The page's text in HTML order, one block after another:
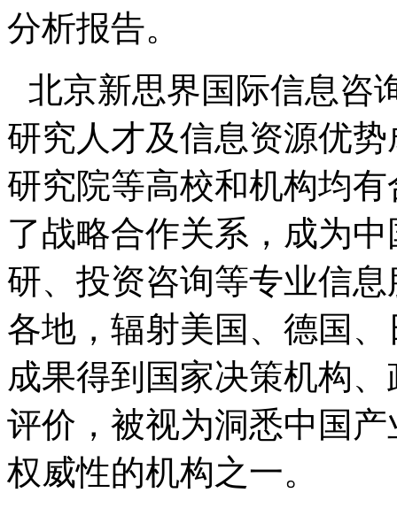
分析报告。
北京新思界国际信息咨
研究人才及信息资源优
研究院等高校和机构均
了战略合作关系，成为
研、投资咨询等专业信
各地，辐射美国、德国
成果得到国家决策机构
评价，被视为洞悉中国
权威性的机构之一。